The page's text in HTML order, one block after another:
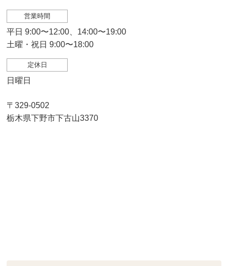
営業時間
平日 9:00〜12:00、14:00〜19:00
土曜・祝日 9:00〜18:00
定休日
日曜日
〒329-0502
栃木県下野市下古山3370